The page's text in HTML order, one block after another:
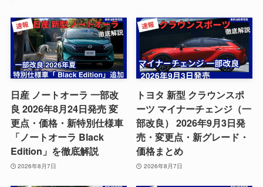
日産 ノートオーラ 一部改
良 2026年8月24日発売 変
更点・価格・新特別仕様車
「ノートオーラ Black
Edition」を徹底解説
2026年8月7日
トヨタ 新型 クラウンスポ
ーツ マイナーチェンジ（一
部改良） 2026年9月3日発
売・変更点・新グレード・
価格まとめ
2026年8月7日